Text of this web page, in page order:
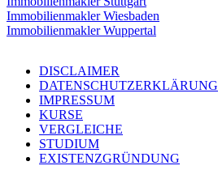
Immobilienmakler Wiesbaden
Immobilienmakler Wuppertal
DISCLAIMER
DATENSCHUTZERKLÄRUNG
IMPRESSUM
KURSE
VERGLEICHE
STUDIUM
EXISTENZGRÜNDUNG